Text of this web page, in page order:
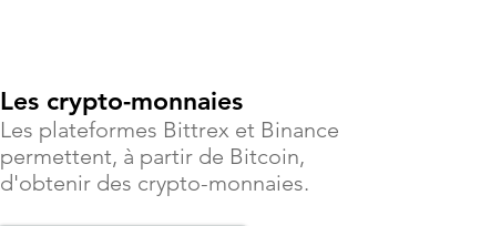
Les crypto-monnaies
Les plateformes Bittrex et Binance
permettent, à partir de Bitcoin,
d'obtenir des crypto-monnaies.